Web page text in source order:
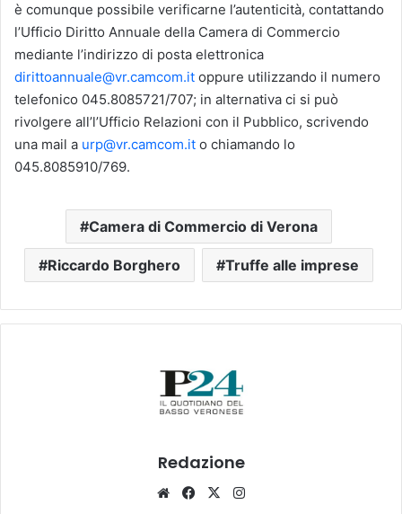
è comunque possibile verificarne l’autenticità, contattando
l’Ufficio Diritto Annuale della Camera di Commercio
mediante l’indirizzo di posta elettronica
dirittoannuale@vr.camcom.it oppure utilizzando il numero
telefonico 045.8085721/707; in alternativa ci si può
rivolgere all’l’Ufficio Relazioni con il Pubblico, scrivendo
una mail a urp@vr.camcom.it o chiamando lo
045.8085910/769.
Camera di Commercio di Verona
Riccardo Borghero Truffe alle imprese
Redazione
WebsiteFacebook
X